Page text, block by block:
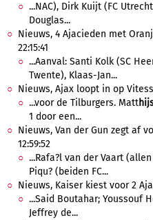
...NAC), Dirk Kuijt (FC
Douglas...
Nieuws, 4 Ajacieden met
22:15:41
...Aanval: Santi Kolk (SC
Twente), Klaas-Jan...
Nieuws, Ajax loopt in op
...voor de Tilburgers. Matt
1 door een...
Nieuws, Van der Gun zegt af
12:59:52
...Rafa?l van der Vaart
Piqu? (beiden FC...
Nieuws, Kaiser kiest voor 2
...Said Boutahar; Youssouf
Jeffrey de...